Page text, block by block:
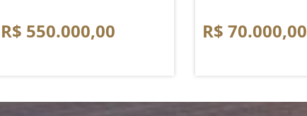
R$ 550.000,00 R$ 70.000,00